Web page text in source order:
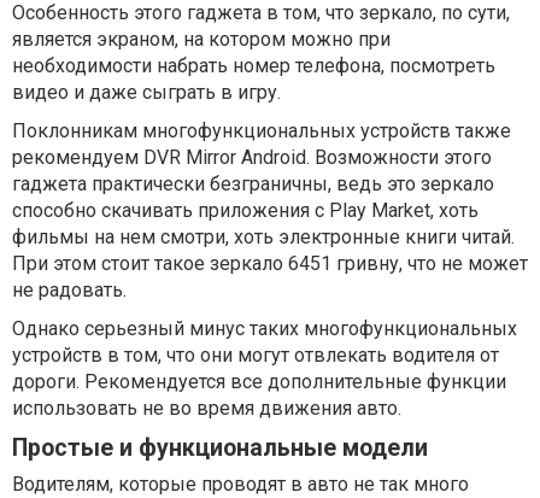
Особенность этого гаджета в том, что зеркало, по сути,
является экраном, на котором можно при
необходимости набрать номер телефона, посмотреть
видео и даже сыграть в игру.
Поклонникам многофункциональных устройств также
рекомендуем DVR Mirror Android. Возможности этого
гаджета практически безграничны, ведь это зеркало
способно скачивать приложения с Play Market, хоть
фильмы на нем смотри, хоть электронные книги читай.
При этом стоит такое зеркало 6451 гривну, что не может
не радовать.
Однако серьезный минус таких многофункциональных
устройств в том, что они могут отвлекать водителя от
дороги. Рекомендуется все дополнительные функции
использовать не во время движения авто.
Простые и функциональные модели
Водителям, которые проводят в авто не так много